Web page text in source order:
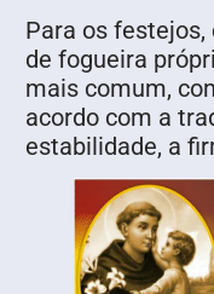
Para os
de fogueira
mais comum,
acordo com a
estabilidade, a